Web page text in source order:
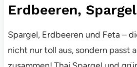
Erdbeeren,
Spargel, Erdbeeren und Feta –
nicht nur toll aus, sondern passt